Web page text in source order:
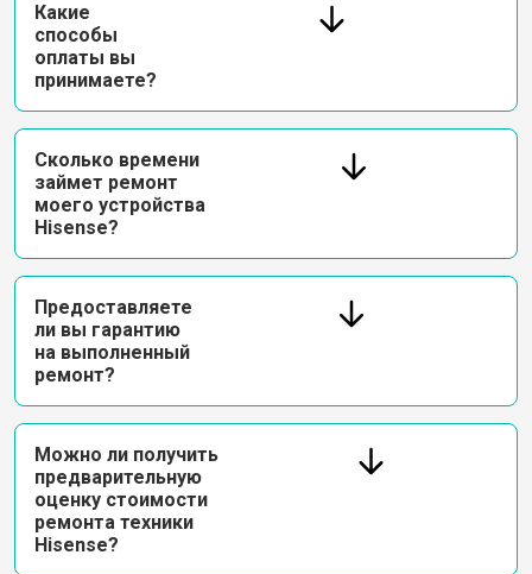
Какие
способы
оплаты вы
принимаете?
Сколько времени
займет ремонт
моего устройства
Hisense?
Предоставляете
ли вы гарантию
на выполненный
ремонт?
Можно ли получить
предварительную
оценку стоимости
ремонта техники
Hisense?